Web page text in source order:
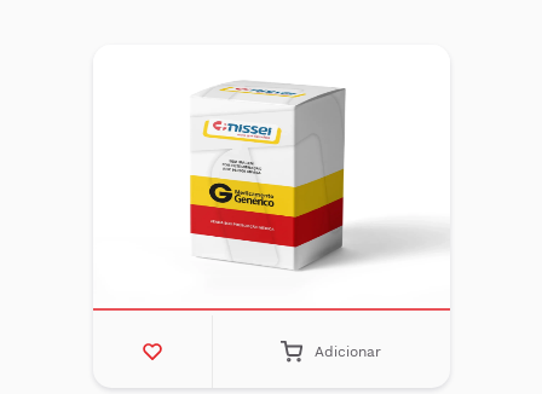
Adicionar